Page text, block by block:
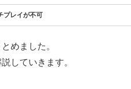
プレイが不可
めました。
していきます。